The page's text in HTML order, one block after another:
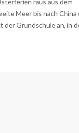
raus aus dem
Meer bis nach China
der Grundschule an, in